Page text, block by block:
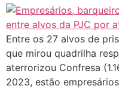
Entre os 27 alvos de
que mirou quadrilha
aterrorizou Confresa
2023, estão